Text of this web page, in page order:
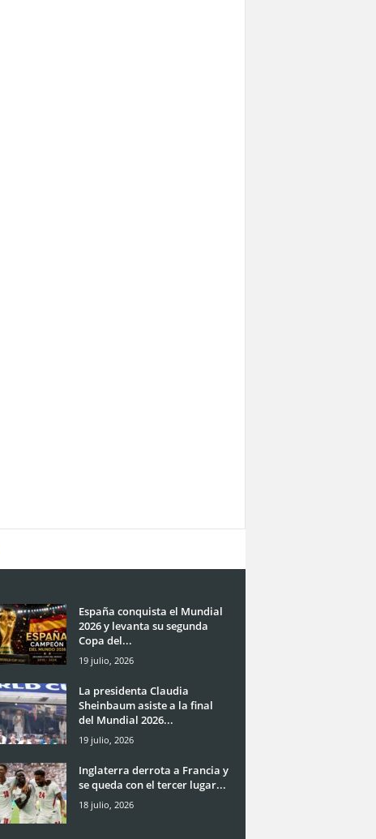
España conquista el Mundial
2026 y levanta su segunda
Copa del...
19 julio, 2026
La presidenta Claudia
Sheinbaum asiste a la final
del Mundial 2026...
19 julio, 2026
Inglaterra derrota a Francia y
se queda con el tercer lugar...
18 julio, 2026